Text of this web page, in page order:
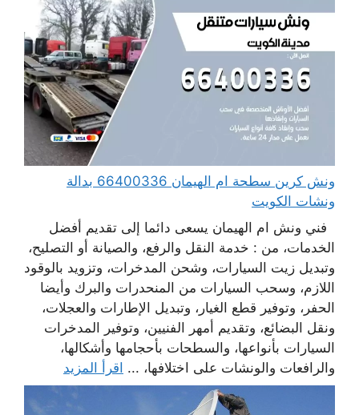
ونش كرين سطحة ام الهيمان 66400336 بدالة
ونشات الكويت
فني ونش ام الهيمان يسعى دائما إلى تقديم أفضل
الخدمات، من : خدمة النقل والرفع، والصيانة أو التصليح،
وتبديل زيت السيارات، وشحن المدخرات، وتزويد بالوقود
اللازم، وسحب السيارات من المنحدرات والبرك وأيضا
الحفر، وتوفير قطع الغيار، وتبديل الإطارات والعجلات،
ونقل البضائع، وتقديم أمهر الفنيين، وتوفير المدخرات
السيارات بأنواعها، والسطحات بأحجامها وأشكالها،
والرافعات والونشات على اختلافها، ... اقرأ المزيد